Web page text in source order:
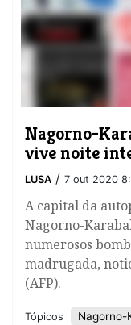
Nagorno-
vive noite
LUSA / 7 out 2020
A capital da
Nagorno-
numerosos
madrugada,
(AFP).
Tópicos Nagorno-